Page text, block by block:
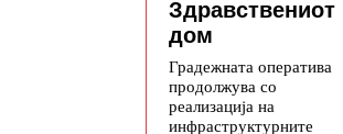
Здравствениот
дом
Градежната оператива
продолжува со
реализација на
инфраструктурните